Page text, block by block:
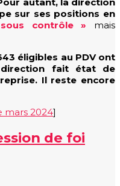
sur ses positions en
contrôle » mais
éligibles au PDV ont
fait état de
Il reste encore
mars 2024]
de foi